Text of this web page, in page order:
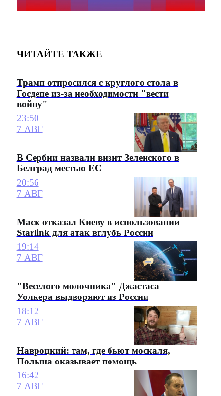
ЧИТАЙТЕ ТАКЖЕ
Трамп отпросился с круглого стола в
Госдепе из-за необходимости "вести
войну"
23:50
7 АВГ
В Сербии назвали визит Зеленского в
Белград местью ЕС
20:56
7 АВГ
Маск отказал Киеву в использовании
Starlink для атак вглубь России
19:14
7 АВГ
"Веселого молочника" Джастаса
Уолкера выдворяют из России
18:12
7 АВГ
Навроцкий: там, где бьют москаля,
Польша оказывает помощь
16:42
7 АВГ